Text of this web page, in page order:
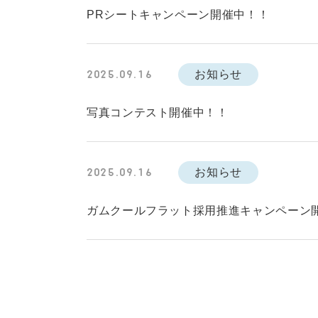
PRシートキャンペーン開催中！！
2025.09.16 お知らせ
写真コンテスト開催中！！
2025.09.16 お知らせ
ガムクールフラット採用推進キャンペーン